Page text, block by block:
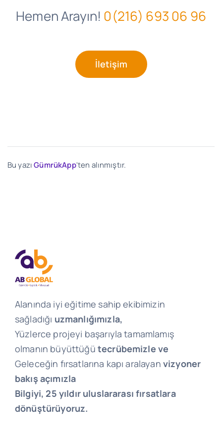
Hemen Arayın! 0(216) 693 06 96
İletişim
Bu yazıGümrükApp'ten alınmıştır.
Alanında iyi eğitime sahip ekibimizin
sağladığı uzmanlığımızla,
Yüzlerce projeyi başarıyla tamamlamış
olmanın büyüttüğü tecrübemizle ve
Geleceğin fırsatlarına kapı aralayan vizyoner
bakış açımızla
Bilgiyi, 25 yıldır uluslararası fırsatlara
dönüştürüyoruz.